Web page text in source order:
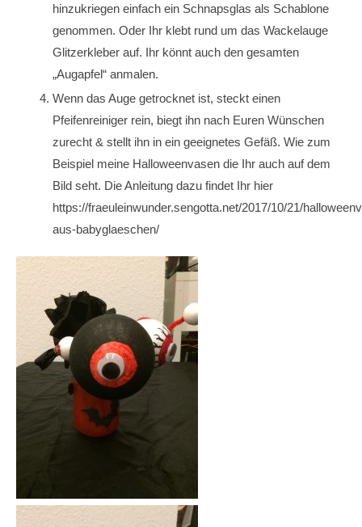
hinzukriegen einfach ein Schnapsglas als Schablone
genommen. Oder Ihr klebt rund um das Wackelauge
Glitzerkleber auf. Ihr könnt auch den gesamten
„Augapfel“ anmalen.
Wenn das Auge getrocknet ist, steckt einen
Pfeifenreiniger rein, biegt ihn nach Euren Wünschen
zurecht & stellt ihn in ein geeignetes Gefäß. Wie zum
Beispiel meine Halloweenvasen die Ihr auch auf dem
Bild seht. Die Anleitung dazu findet Ihr hier
https://fraeuleinwunder.sengotta.net/2017/10/21/
aus-babyglaeschen/